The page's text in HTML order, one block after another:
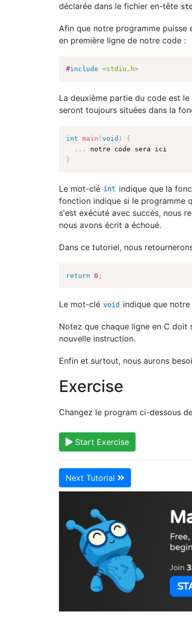
déclarée dans le fichier en-tête
Afin que notre programme
en première ligne de notre code :
#include <stdio.h>
La deuxième partie du code est
seront toujours situées dans la
int main (void )
{
. . .
}
Le mot-clé int indique que la
fonction indique si le programme
s'est exécuté avec succès, nous
nous avons écrit a échoué.
Dans ce tutoriel, nous
return 0 ;
Le mot-clé void indique que
Notez que chaque ligne en C
nouvelle instruction.
Enfin et surtout, nous aurons
Exercise
Changez le program ci-dessous
Start Exercise
Next Tutorial